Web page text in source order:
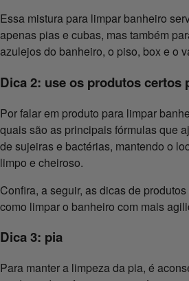
Essa mistura para limpar banheiro
apenas pias e cubas, mas também
azulejos do banheiro, o piso, box e o
Dica 2: use os produtos certos
Por falar em produto para limpar
quais são as principais fórmulas que
de sujeiras e bactérias, mantendo o
limpo e cheiroso.
Confira, a seguir, as dicas de
como limpar o banheiro com mais
Dica 3: pia
Para manter a limpeza da pia, é